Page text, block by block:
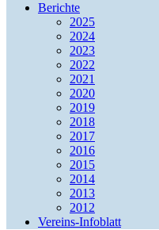
Berichte
2025
2024
2023
2022
2021
2020
2019
2018
2017
2016
2015
2014
2013
2012
Vereins-Infoblatt